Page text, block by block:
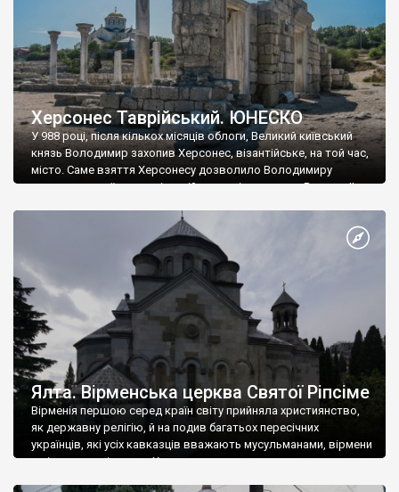
Херсонес Таврійський. ЮНЕСКО
У 988 році, після кількох місяців облоги, Великий київський
князь Володимир захопив Херсонес, візантійське, на той час,
місто. Саме взяття Херсонесу дозволило Володимиру
диктувати свої умови візантійському імператору Василю ІІ, та
Херсонесі Володимир-язичник, став Василем-християнином.
А потім було Хрещення Русі. На честь Херсонесу Таврійського
Ялта. Вірменська церква Святої Ріпсіме
Вірменія першою серед країн світу прийняла християнство,
як державну релігію, й на подив багатьох пересічних
українців, які усіх кавказців вважають мусульманами, вірмени
є відданими вірянами Христа